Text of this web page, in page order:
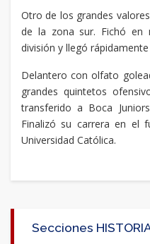
Otro de los grandes
de la zona sur. Fichó en
división y llegó
Delantero con olfato
grandes quintetos
transferido a Boca
Finalizó su carrera en el
Universidad Católica.
Secciones